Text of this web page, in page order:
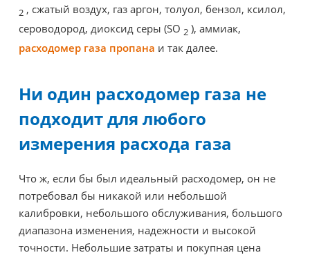
2 , сжатый воздух, газ аргон, толуол, бензол, ксилол,
сероводород, диоксид серы (SO 2 ), аммиак,
расходомер газа пропана и так далее.
Ни один расходомер газа не
подходит для любого
измерения расхода газа
Что ж, если бы был идеальный расходомер, он не
потребовал бы никакой или небольшой
калибровки, небольшого обслуживания, большого
диапазона изменения, надежности и высокой
точности. Небольшие затраты и покупная цена